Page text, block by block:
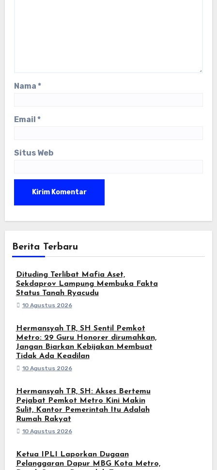
Nama *
Email *
Situs Web
Berita Terbaru
Dituding Terlibat Mafia Aset,
Sekdaprov Lampung Membuka Fakta
Status Tanah Ryacudu
10 Agustus 2026
Hermansyah TR, SH Sentil Pemkot
Metro: 29 Guru Honorer dirumahkan,
Jangan Biarkan Kebijakan Membuat
Tidak Ada Keadilan
10 Agustus 2026
Hermansyah TR, SH: Akses Bertemu
Pejabat Pemkot Metro Kini Makin
Sulit, Kantor Pemerintah Itu Adalah
Rumah Rakyat
10 Agustus 2026
Ketua IPLI Laporkan Dugaan
Pelanggaran Dapur MBG Kota Metro,